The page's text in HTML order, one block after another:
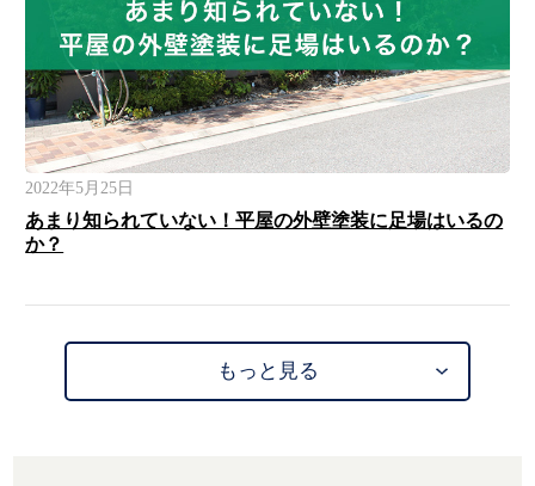
2022年5月25日
あまり知られていない！平屋の外壁塗装に足場はいるの
か？
もっと見る